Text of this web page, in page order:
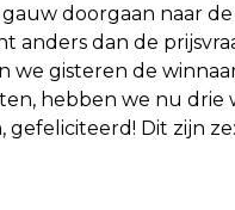
doorgaan naar
anders dan de
we gisteren de
hebben we nu drie
gefeliciteerd! Dit zijn ze: